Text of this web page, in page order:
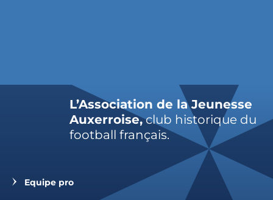
L’Association de la Jeunesse
Auxerroise,club historique du
football français.
Equipe pro